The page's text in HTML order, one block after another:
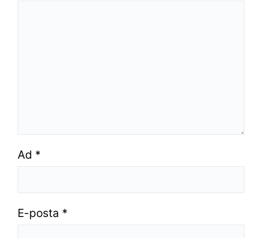
Ad *
E-posta *